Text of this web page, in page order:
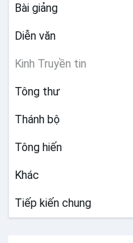
Bài giảng
Diễn văn
Kinh Truyền tin
Tông thư
Thánh bộ
Tông hiến
Khác
Tiếp kiến chung